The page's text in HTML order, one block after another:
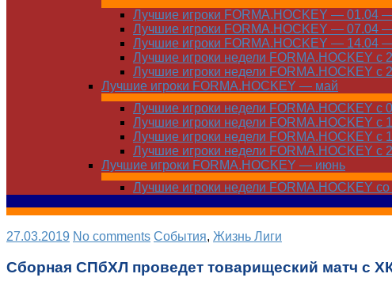
Лучшие игроки FORMA.HOCKEY — 01.04
Лучшие игроки FORMA.HOCKEY — 07.04
Лучшие игроки FORMA.HOCKEY — 14.04
Лучшие игроки недели FORMA.HOCKEY с
Лучшие игроки недели FORMA.HOCKEY с
Лучшие игроки FORMA.HOCKEY — май
Лучшие игроки недели FORMA.HOCKEY с
Лучшие игроки недели FORMA.HOCKEY с
Лучшие игроки недели FORMA.HOCKEY с
Лучшие игроки недели FORMA.HOCKEY с
Лучшие игроки FORMA.HOCKEY — июнь
Лучшие игроки недели FORMA.HOCKEY
27.03.2019 No comments Cобытия, Жизнь Лиги
Сборная СПбХЛ проведет товарищеский матч с